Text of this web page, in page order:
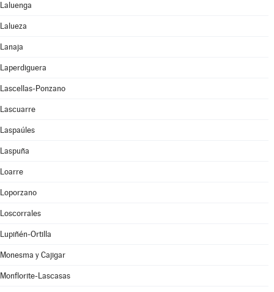
Laluenga
Lalueza
Lanaja
Laperdiguera
Lascellas-Ponzano
Lascuarre
Laspaúles
Laspuña
Loarre
Loporzano
Loscorrales
Lupiñén-Ortilla
Monesma y Cajigar
Monflorite-Lascasas